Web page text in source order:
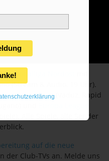
Regionalliga Nordost
(Stream & Audio, 19 Uhr).
League(Vaduz, Rapid
und
Alle Spiele, alle Sender
auf die neue
der Club-TVs an. Melde uns